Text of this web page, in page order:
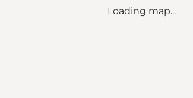
Loading map...